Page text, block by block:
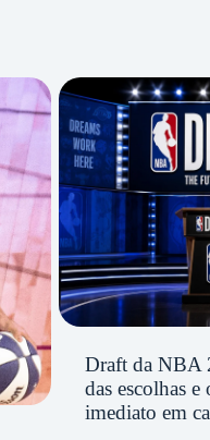
Draft da NBA
das escolhas
imediato em